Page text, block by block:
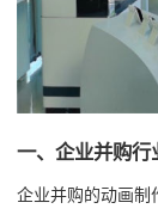
一、企业并购行
企业并购的动画制